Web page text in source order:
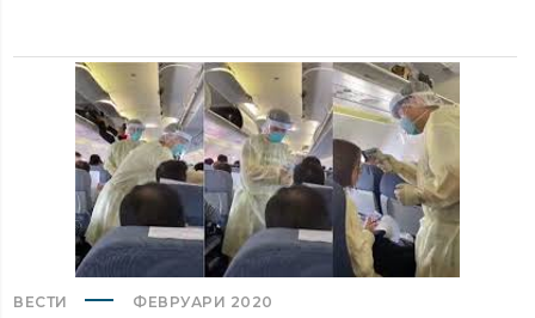
ВЕСТИ ФЕВРУАРИ 2020